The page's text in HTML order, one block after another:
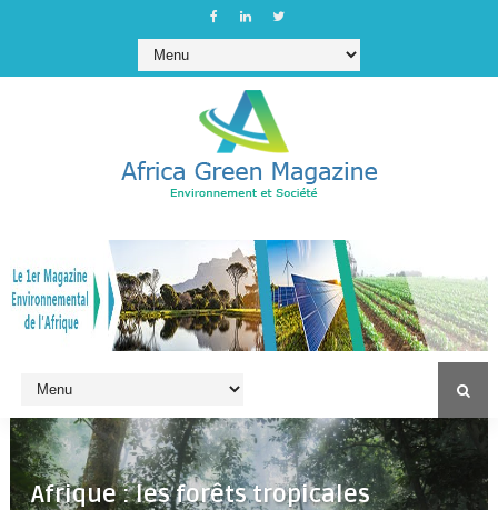
Afrique : les forêts tropicales